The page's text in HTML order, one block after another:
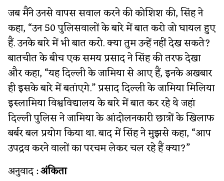
जब मैंने उनसे वापस सवाल करने की कोशिश की, सिंह ने
कहा, “उन 50 पुलिसवालों के बारे में बात करो जो घायल हुए
हैं. उनके बारे में भी बात करो. क्या तुम उन्हें नहीं देख सकते?
बातचीत के बीच एक समय प्रसाद ने सिंह की तरफ देखा
और कहा, “यह दिल्ली के जामिया से आए हैं, इनके अखबार
ही इसके बारे में बतांएगे.” प्रसाद दिल्ली के जामिया मिलिया
इस्लामिया विश्वविद्यालय के बारे में बात कर रहे थे जहां
दिल्ली पुलिस ने जामिया के आंदोलनकारी छात्रों के खिलाफ
बर्बर बल प्रयोग किया था. बाद में सिंह ने मुझसे कहा, “आप
उपद्रव करने वालों का परचम लेकर चल रहे हैं क्या?”
अनुवाद :अंकिता